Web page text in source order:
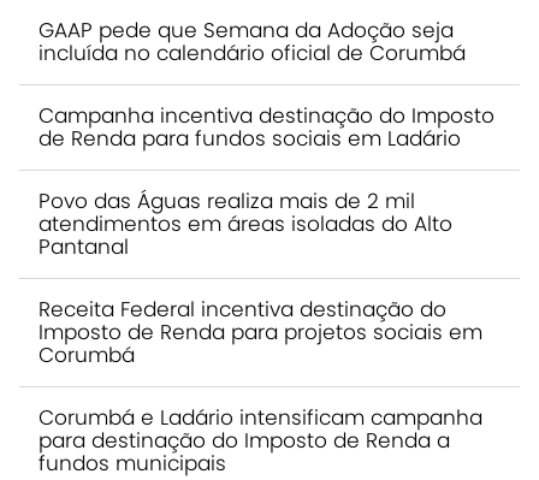
GAAP pede que Semana da Adoção seja
incluída no calendário oficial de Corumbá
Campanha incentiva destinação do Imposto
de Renda para fundos sociais em Ladário
Povo das Águas realiza mais de 2 mil
atendimentos em áreas isoladas do Alto
Pantanal
Receita Federal incentiva destinação do
Imposto de Renda para projetos sociais em
Corumbá
Corumbá e Ladário intensificam campanha
para destinação do Imposto de Renda a
fundos municipais